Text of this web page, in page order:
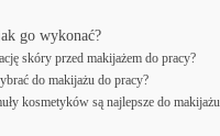
go wykonać?
skóry przed makijażem do pracy?
do makijażu do pracy?
kosmetyków są najlepsze do makijażu